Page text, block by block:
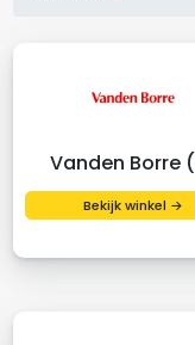
Vanden Borre
Bekijk winkel →